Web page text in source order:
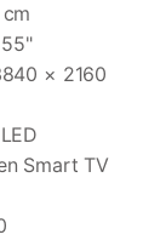
× 2160
Smart TV